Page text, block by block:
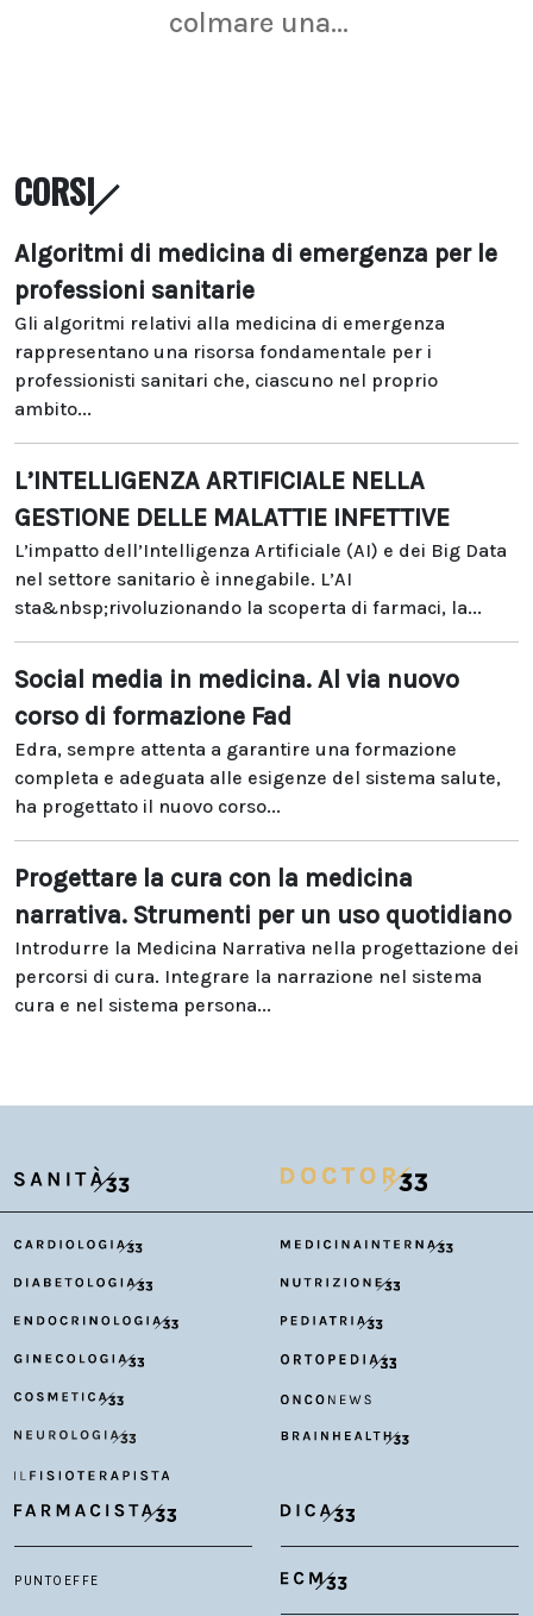
colmare una...
CORSI
Algoritmi di medicina di emergenza per le
professioni sanitarie
Gli algoritmi relativi alla medicina di emergenza
rappresentano una risorsa fondamentale per i
professionisti sanitari che, ciascuno nel proprio
ambito...
L’INTELLIGENZA ARTIFICIALE NELLA
GESTIONE DELLE MALATTIE INFETTIVE
L’impatto dell’Intelligenza Artificiale (AI) e dei Big Data
nel settore sanitario è innegabile. L’AI
sta&nbsp;rivoluzionando la scoperta di farmaci, la...
Social media in medicina. Al via nuovo
corso di formazione Fad
Edra, sempre attenta a garantire una formazione
completa e adeguata alle esigenze del sistema salute,
ha progettato il nuovo corso...
Progettare la cura con la medicina
narrativa. Strumenti per un uso quotidiano
Introdurre la Medicina Narrativa nella progettazione dei
percorsi di cura. Integrare la narrazione nel sistema
cura e nel sistema persona...